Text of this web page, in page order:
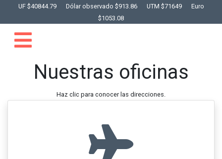
UF $40844.79 Dólar observado $913.86 UTM $71649
Euro
$1053.08
Nuestras oficinas
Haz clic para conocer las direcciones.